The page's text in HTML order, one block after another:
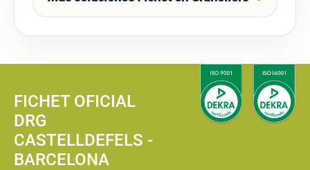
FICHET OFICIAL
DRG
CASTELLDEFELS -
BARCELONA